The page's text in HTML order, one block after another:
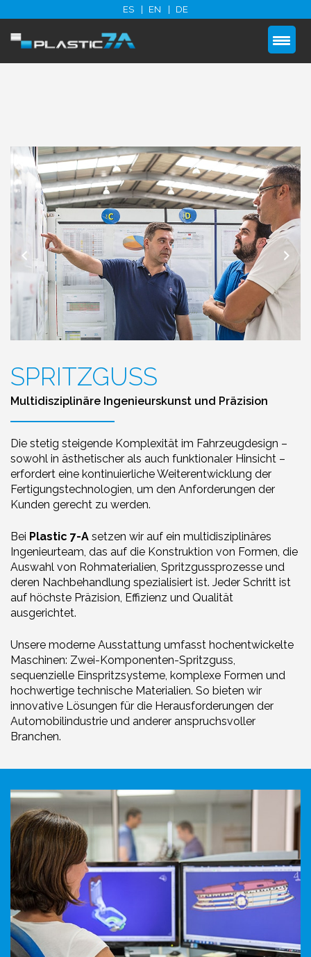
ES EN DE
SPRITZGUSS
Multidisziplinäre Ingenieurskunst und Präzision
Die stetig steigende Komplexität im Fahrzeugdesign –
sowohl in ästhetischer als auch funktionaler Hinsicht –
erfordert eine kontinuierliche Weiterentwicklung der
Fertigungstechnologien, um den Anforderungen der
Kunden gerecht zu werden.
Bei Plastic 7-A setzen wir auf ein multidisziplinäres
Ingenieurteam, das auf die Konstruktion von Formen, die
Auswahl von Rohmaterialien, Spritzgussprozesse und
deren Nachbehandlung spezialisiert ist. Jeder Schritt ist
auf höchste Präzision, Effizienz und Qualität
ausgerichtet.
Unsere moderne Ausstattung umfasst hochentwickelte
Maschinen: Zwei-Komponenten-Spritzguss,
sequenzielle Einspritzsysteme, komplexe Formen und
hochwertige technische Materialien. So bieten wir
innovative Lösungen für die Herausforderungen der
Automobilindustrie und anderer anspruchsvoller
Branchen.